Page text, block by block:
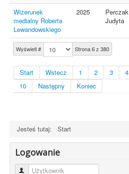
Wyświetl # Strona 6 z 380
Start Wstecz 1 2 3 4
10
Następny Koniec
Wizerunek
medialny Roberta
Lewandowskiego
2025
Perczak
Judyta
Jesteś tutaj: Start
Logowanie
Użytkownik